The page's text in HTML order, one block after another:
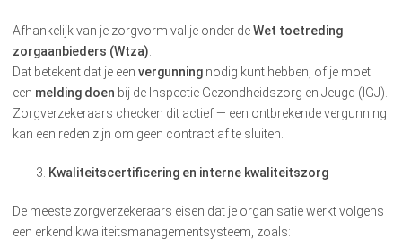
Afhankelijk van je zorgvorm val je onder deWet toetreding
zorgaanbieders (Wtza)
Dat betekent dat je een vergunning nodig kunt hebben, of je moet
een melding doen bij de Inspectie Gezondheidszorg en Jeugd (IGJ).
Zorgverzekeraars checken dit actief — een ontbrekende vergunning
kan een reden zijn om geen contract af te sluiten.
Kwaliteitscertificering en interne kwaliteitszorg
De meeste zorgverzekeraars eisen dat je organisatie werkt volgens
een erkend kwaliteitsmanagementsysteem, zoals: